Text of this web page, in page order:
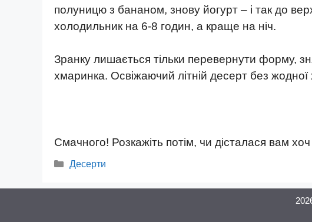
полуницю з бананом, знову йогурт – і так до
холодильник на 6-8 годин, а краще на ніч.
Зранку лишається тільки перевернути форму,
хмаринка. Освіжаючий літній десерт без жодної
Смачного! Розкажіть потім, чи дісталася вам
Категорії
Десерти